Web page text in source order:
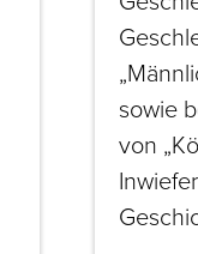
sowie
von